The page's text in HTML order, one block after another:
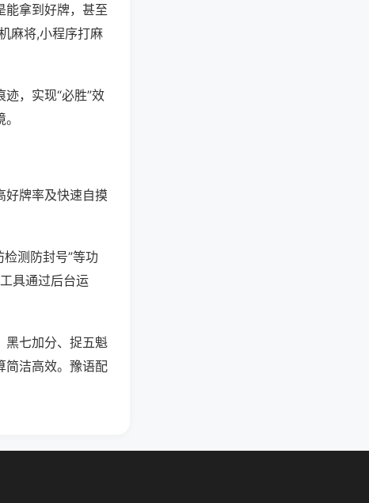
能拿到好牌，甚至
麻将,小程序打麻
，实现“必胜”效
好牌率及快速自摸
测防封号”等功
具通过后台运
黑七加分、捉五魁
简洁高效。豫语配